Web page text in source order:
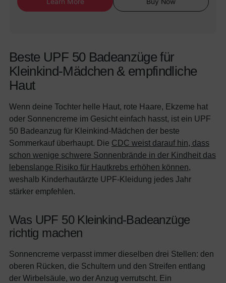
Beste UPF 50 Badeanzüge für
Kleinkind-Mädchen & empfindliche
Haut
Wenn deine Tochter helle Haut, rote Haare, Ekzeme hat
oder Sonnencreme im Gesicht einfach hasst, ist ein UPF
50 Badeanzug für Kleinkind-Mädchen der beste
Sommerkauf überhaupt. Die CDC weist darauf hin, dass
schon wenige schwere Sonnenbrände in der Kindheit das
lebenslange Risiko für Hautkrebs erhöhen können,
weshalb Kinderhautärzte UPF-Kleidung jedes Jahr
stärker empfehlen.
Was UPF 50 Kleinkind-Badeanzüge
richtig machen
Sonnencreme verpasst immer dieselben drei Stellen: den
oberen Rücken, die Schultern und den Streifen entlang
der Wirbelsäule, wo der Anzug verrutscht. Ein